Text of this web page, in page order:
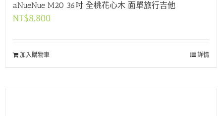
aNueNue M20 36吋 全桃花心木 面單旅行吉他
NT$8,800
加入購物車 詳情